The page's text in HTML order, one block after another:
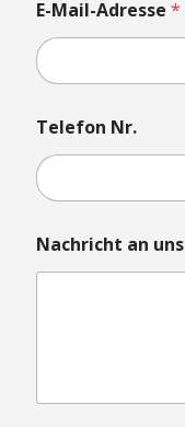
E-Mail-Adresse *
Telefon Nr.
Nachricht an uns